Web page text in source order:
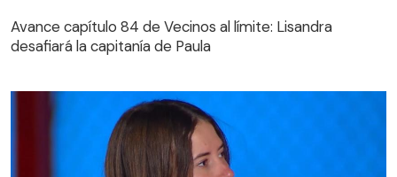
desafiará la capitanía de Paula
Avance capítulo 84 de Vecinos al límite: Lisandra
desafiará la capitanía de Paula